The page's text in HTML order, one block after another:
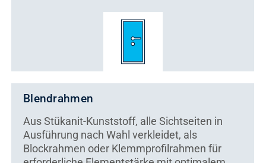
Blendrahmen
Aus Stükanit-Kunststoff, alle Sichtseiten in
Ausführung nach Wahl verkleidet, als
Blockrahmen oder Klemmprofilrahmen für